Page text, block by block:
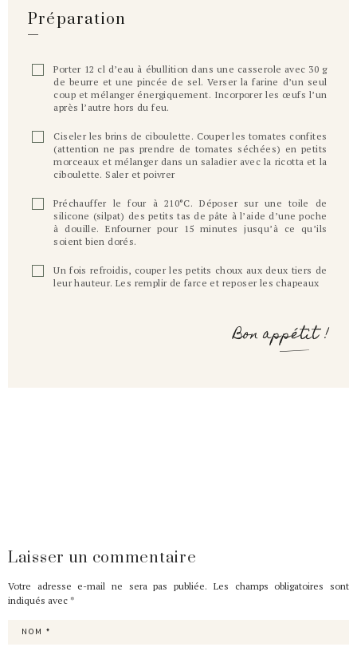
Préparation
Porter 12 cl d’eau à ébullition dans une casserole avec 30 g
de beurre et une pincée de sel. Verser la farine d’un seul
coup et mélanger énergiquement. Incorporer les œufs l’un
après l’autre hors du feu.
Ciseler les brins de ciboulette. Couper les tomates confites
(attention ne pas prendre de tomates séchées) en petits
morceaux et mélanger dans un saladier avec la ricotta et la
ciboulette. Saler et poivrer
Préchauffer le four à 210°C. Déposer sur une toile de
silicone (silpat) des petits tas de pâte à l’aide d’une poche
à douille. Enfourner pour 15 minutes jusqu’à ce qu’ils
soient bien dorés.
Un fois refroidis, couper les petits choux aux deux tiers de
leur hauteur. Les remplir de farce et reposer les chapeaux
Bon appétit !
Laisser un commentaire
Votre adresse e-mail ne sera pas publiée. Les champs obligatoires sont
indiqués avec *